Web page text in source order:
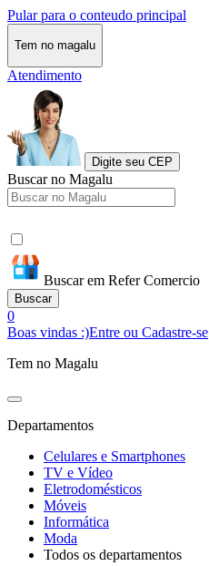
Pular para o conteudo principal
Tem no magalu
Atendimento
Digite seu CEP
Buscar no Magalu
Buscar em Refer Comercio
Buscar
0
Boas vindas :)Entre ou Cadastre-se
Tem no Magalu
Departamentos
Celulares e Smartphones
TV e Vídeo
Eletrodomésticos
Móveis
Informática
Moda
Todos os departamentos